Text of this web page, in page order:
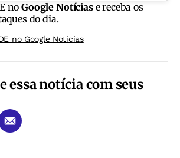
noGoogle Notíciase receba os
do dia.
no Google Noticias
essa notícia com seus